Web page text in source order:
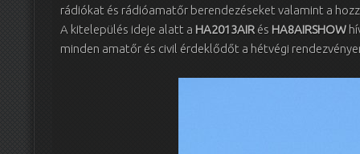
rádiókat és rádióamatőr berendezéseket valamint a
A kitelepülés ideje alatt a HA2013AIR és HA8AIRSHOW
minden amatőr és civil érdeklődőt a hétvégi